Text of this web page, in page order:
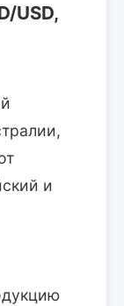
USD,
и